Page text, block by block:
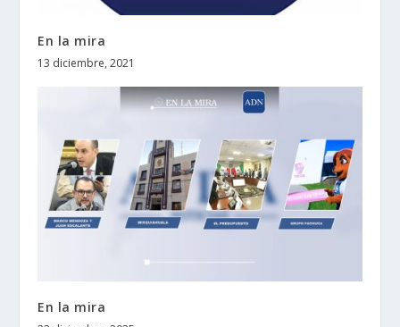
En la mira
13 diciembre, 2021
En la mira